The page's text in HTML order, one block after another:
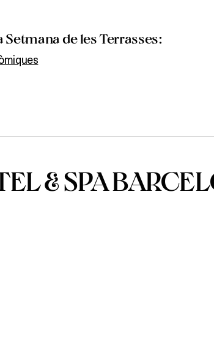
de les Terrasses:
& SPA